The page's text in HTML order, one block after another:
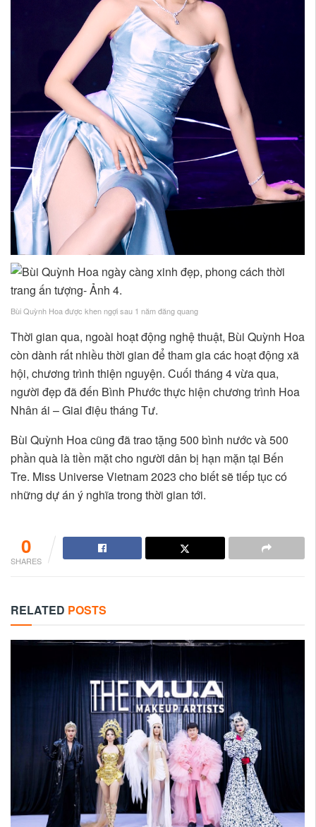
Bùi Quỳnh Hoa được khen ngợi sau 1 năm đăng quang
Thời gian qua, ngoài hoạt động nghệ thuật, Bùi Quỳnh Hoa
còn dành rất nhiều thời gian để tham gia các hoạt động xã
hội, chương trình thiện nguyện. Cuối tháng 4 vừa qua,
người đẹp đã đến Bình Phước thực hiện chương trình Hoa
Nhân ái – Giai điệu tháng Tư.
Bùi Quỳnh Hoa cũng đã trao tặng 500 bình nước và 500
phần quà là tiền mặt cho người dân bị hạn mặn tại Bến
Tre. Miss Universe Vietnam 2023 cho biết sẽ tiếp tục có
những dự án ý nghĩa trong thời gian tới.
0
SHARES
RELATED POSTS